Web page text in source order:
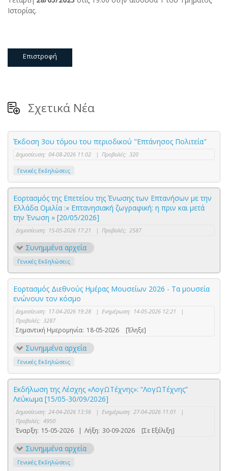
Ιστορίας.
Επιστροφή
Σχετικά Νέα
Έκδοση 3ου τόμου του περιοδικού "Επτάνησος Πολιτεία"
Δημοσίευση: 04-08-2026 11:02 | Προβολές: 320
Γενικές Εκδηλώσεις
Εορτασμός της Επετείου της Ένωσης των Επτανήσων με την
Ελλάδα Ομιλία :« Επτανησιακή ζωγραφική: η πριν και μετά
την Ένωση » [20/05/2026]
Δημοσίευση: 15-05-2026 17:21 | Προβολές: 2587
Συνημμένα αρχεία
Γενικές Εκδηλώσεις
Εορτασμός Διεθνούς Ημέρας Μουσείων 2026 - Τα μουσεία
ενώνουν τον κόσμο
Δημοσίευση: 17-04-2026 19:28 | Ενημέρωση: 14-05-2026 12:21
|
Προβολές: 3287
Σημαντική Ημερομηνία: 18-05-2026 [Έληξε]
Συνημμένα αρχεία
Γενικές Εκδηλώσεις
Εκδήλωση της Λέσχης «ΛογΩΤέχνης»: “ΛογΩΤέχνης”
Λεύκωμα [15/05-30/09/2026]
Δημοσίευση: 24-04-2026 13:56 | Ενημέρωση: 27-04-2026 11:01
|
Προβολές: 4950
Έναρξη: 15-05-2026 | Λήξη: 30-09-2026 [Σε Εξέλιξη]
Συνημμένα αρχεία
Γενικές Εκδηλώσεις